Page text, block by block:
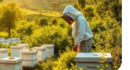
de colmeias, combinando
performance. Anúncios Os
reduzem os riscos para as
para a preservação do meio
[…]